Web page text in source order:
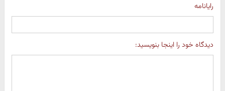
رایانامه
دیدگاه خود را اینجا بنویسید: